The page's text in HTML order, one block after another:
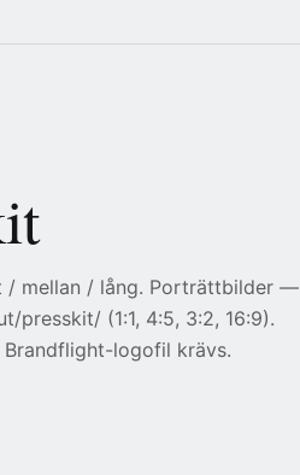
mellan / lång. Porträttbilder —
presskit/ (1:1, 4:5, 3:2, 16:9).
logofil krävs.